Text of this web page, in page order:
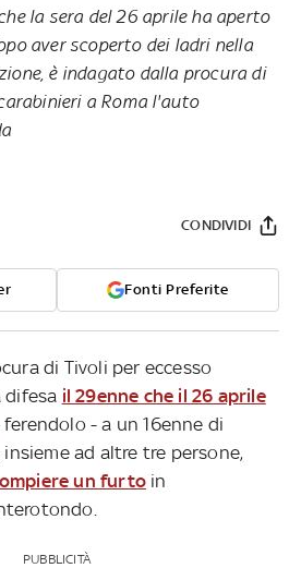
la sera del 26 aprile ha aperto
aver scoperto dei ladri nella
è indagato dalla procura di
a Roma l'auto
Fonti Preferite
CONDIVIDI
di Tivoli per eccesso
difesa il 29enne che il 26 aprile
ferendolo - a un 16enne di
ad altre tre persone,
un furto in
PUBBLICITÀ